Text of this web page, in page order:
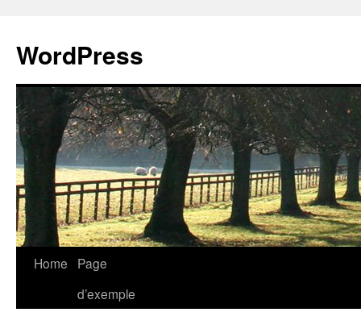
WordPress
Skip
Home
Page
d’exemple